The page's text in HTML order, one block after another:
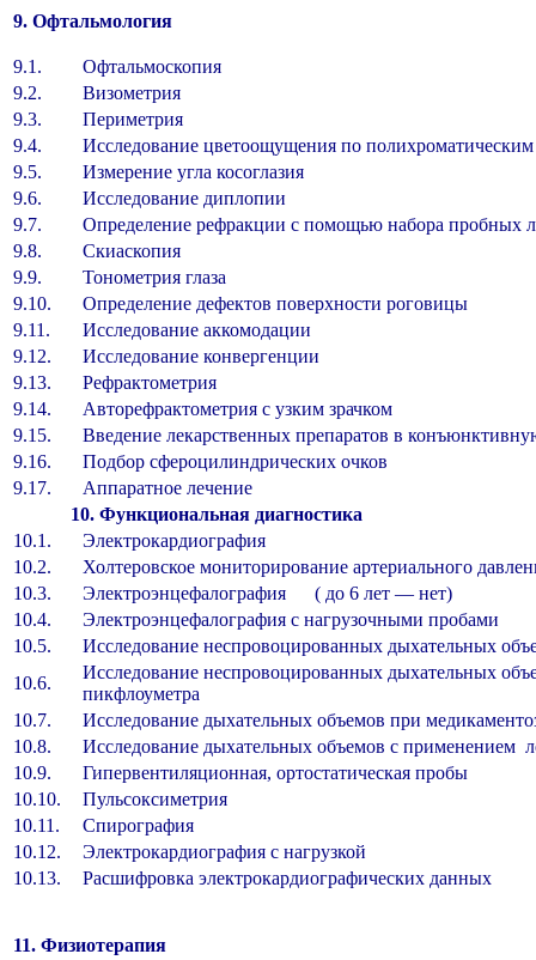
9. Офтальмология
9.1.
Офтальмоскопия
9.2.
Визометрия
9.3.
Периметрия
9.4.
Исследование цветоощущения по
9.5.
Измерение угла косоглазия
9.6.
Исследование диплопии
9.7.
Определение рефракции с помощью набора
9.8.
Скиаскопия
9.9.
Тонометрия глаза
9.10.
Определение дефектов поверхности
9.11.
Исследование аккомодации
9.12.
Исследование конвергенции
9.13.
Рефрактометрия
9.14.
Авторефрактометрия с узким зрачком
9.15.
Введение лекарственных препаратов в
9.16.
Подбор сфероцилиндрических очков
9.17.
Аппаратное лечение
10. Функциональная диагностика
10.1.
Электрокардиография
10.2.
Холтеровское мониторирование артериального
10.3.
Электроэнцефалография ( до 6 лет
10.4.
Электроэнцефалография с нагрузочными
10.5.
Исследование неспровоцированных дыхательных
10.6.
Исследование неспровоцированных дыхательных
пикфлоуметра
10.7.
Исследование дыхательных объемов при
10.8.
Исследование дыхательных объемов с
10.9.
Гипервентиляционная, ортостатическая пробы
10.10.
Пульсоксиметрия
10.11.
Спирография
10.12.
Электрокардиография с нагрузкой
10.13.
Расшифровка электрокардиографических данных
11. Физиотерапия